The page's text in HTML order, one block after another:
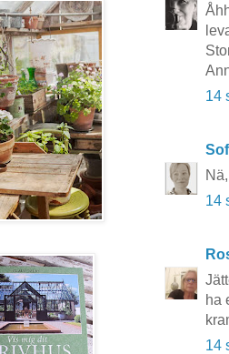
14
14
ha
14